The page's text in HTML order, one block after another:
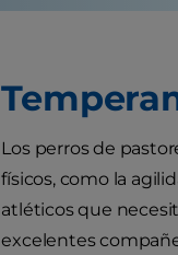
Los perros de
físicos, como la
atléticos que
excelentes